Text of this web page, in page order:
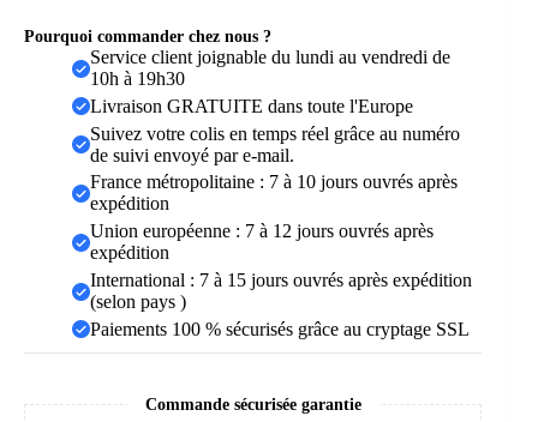
bambou
naturel
Pourquoi commander chez nous ?
Service client joignable du lundi au vendredi de
10h à 19h30
Livraison GRATUITE dans toute l'Europe
Suivez votre colis en temps réel grâce au numéro
de suivi envoyé par e-mail.
France métropolitaine : 7 à 10 jours ouvrés après
expédition
Union européenne : 7 à 12 jours ouvrés après
expédition
International : 7 à 15 jours ouvrés après expédition
(selon pays )
Paiements 100 % sécurisés grâce au cryptage SSL
Commande sécurisée garantie